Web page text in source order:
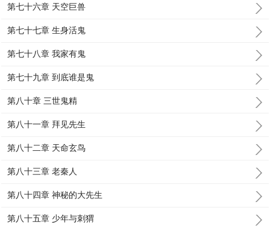
第七十六章 天空巨兽
第七十七章 生身活鬼
第七十八章 我家有鬼
第七十九章 到底谁是鬼
第八十章 三世鬼精
第八十一章 拜见先生
第八十二章 天命玄鸟
第八十三章 老秦人
第八十四章 神秘的大先生
第八十五章 少年与刺猬